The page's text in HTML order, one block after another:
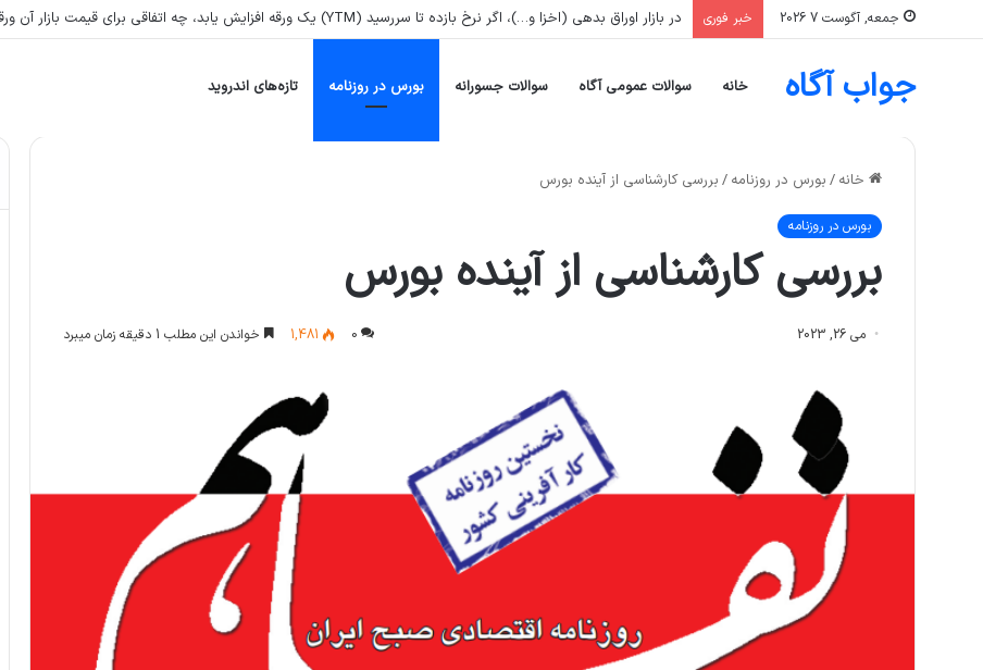
جمعه, آگوست 7 2026 خبر فوری در بازار اوراق بدهی (اخزا و…)، اگر نرخ بازده تا سررسید (YTM) یک ورقه افزایش یابد، چه اتفاقی برای قیمت بازار آن ورقه می‌افتد؟
جواب آگاه خانه سوالات عمومی آگاه سوالات جسورانه بورس در روزنامه تازه‌های اندروید
خانه / بورس در روزنامه / بررسی کارشناسی از آینده بورس
بورس در روزنامه
بررسی کارشناسی از آینده بورس
می 26, 2023 0
1,481 خواندن این مطلب 1 دقیقه زمان میبرد